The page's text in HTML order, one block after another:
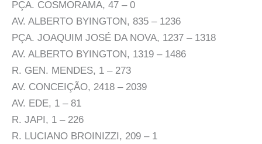
PÇA. COSMORAMA, 47 – 0
AV. ALBERTO BYINGTON, 835 – 1236
PÇA. JOAQUIM JOSÉ DA NOVA, 1237 – 1318
AV. ALBERTO BYINGTON, 1319 – 1486
R. GEN. MENDES, 1 – 273
AV. CONCEIÇÃO, 2418 – 2039
AV. EDE, 1 – 81
R. JAPI, 1 – 226
R. LUCIANO BROINIZZI, 209 – 1